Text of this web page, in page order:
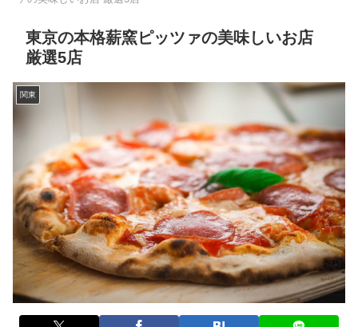
東京の本格薪窯ピッツァの美味しいお店
厳選5店
関東